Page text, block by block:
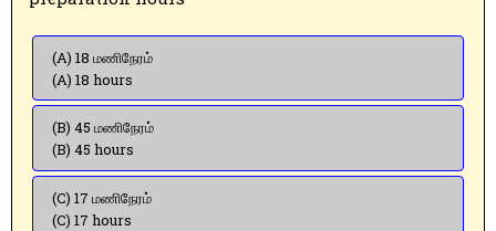
(A) 18 மணிநேரம்
(A) 18 hours
(B) 45 மணிநேரம்
(B) 45 hours
(C) 17 மணிநேரம்
(C) 17 hours